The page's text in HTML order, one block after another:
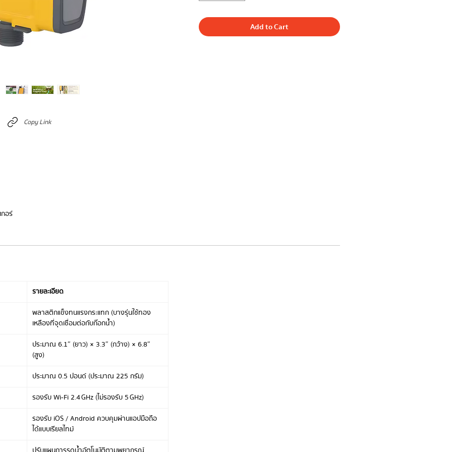
Add to Cart
อร์
รายละเอียด
พลาสติกแข็งทนแรงกระแทก (บางรุ่นใช้ทอง
เหลืองที่จุดเชื่อมต่อกับก๊อกน้ำ)
ประมาณ 6.1″ (ยาว) × 3.3″ (กว้าง) × 6.8″
(สูง)
ประมาณ 0.5 ปอนด์ (ประมาณ 225 กรัม)
รองรับ Wi‑Fi 2.4 GHz (ไม่รองรับ 5 GHz)
รองรับ iOS / Android ควบคุมผ่านแอปมือถือ
ได้แบบเรียลไทม์
Copy Link